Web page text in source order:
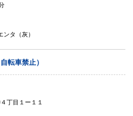
タ（灰）
転車禁止）
丁目１ー１１